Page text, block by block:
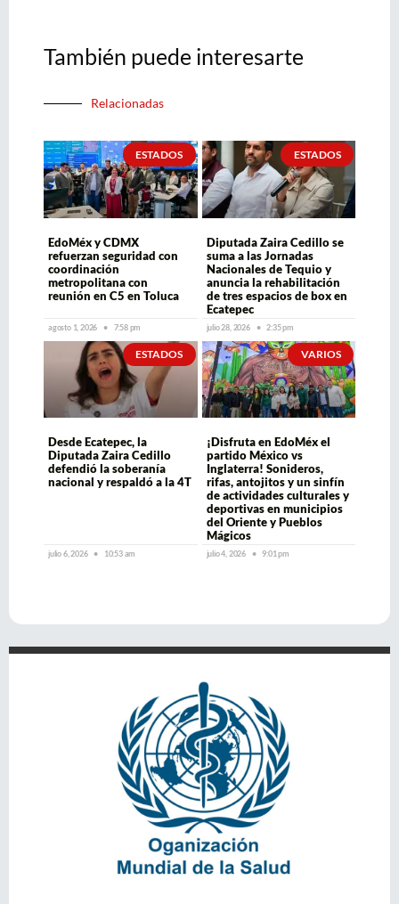
También puede interesarte
Relacionadas
ESTADOS
EdoMéx y CDMX
refuerzan seguridad con
coordinación
metropolitana con
reunión en C5 en Toluca
agosto 1, 2026 7:58 pm
ESTADOS
Diputada Zaira Cedillo se
suma a las Jornadas
Nacionales de Tequio y
anuncia la rehabilitación
de tres espacios de box en
Ecatepec
julio 28, 2026 2:35 pm
ESTADOS
Desde Ecatepec, la
Diputada Zaira Cedillo
defendió la soberanía
nacional y respaldó a la 4T
julio 6, 2026 10:53 am
VARIOS
¡Disfruta en EdoMéx el
partido México vs
Inglaterra! Sonideros,
rifas, antojitos y un sinfín
de actividades culturales y
deportivas en municipios
del Oriente y Pueblos
Mágicos
julio 4, 2026 9:01 pm